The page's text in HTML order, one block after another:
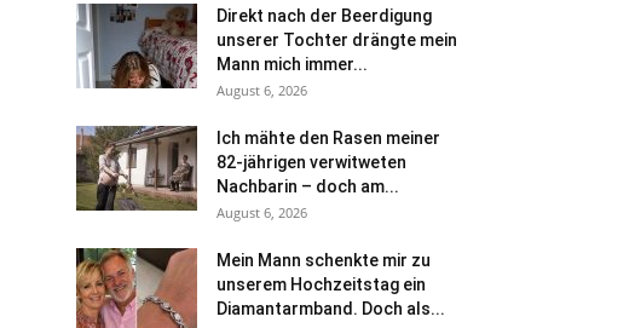
Direkt nach der Beerdigung
unserer Tochter drängte mein
Mann mich immer...
August 6, 2026
Ich mähte den Rasen meiner
82-jährigen verwitweten
Nachbarin – doch am...
August 6, 2026
Mein Mann schenkte mir zu
unserem Hochzeitstag ein
Diamantarmband. Doch als...